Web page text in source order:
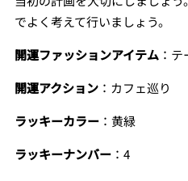
でよく考えて行いましょう。
開運ファッションアイテム：テ
開運アクション：カフェ巡り
ラッキーカラー：黄緑
ラッキーナンバー：4